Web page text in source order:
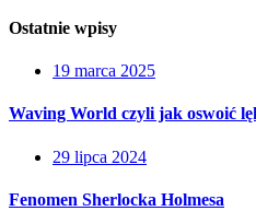
Ostatnie wpisy
19 marca 2025
Waving World czyli jak oswoić
29 lipca 2024
Fenomen Sherlocka Holmesa